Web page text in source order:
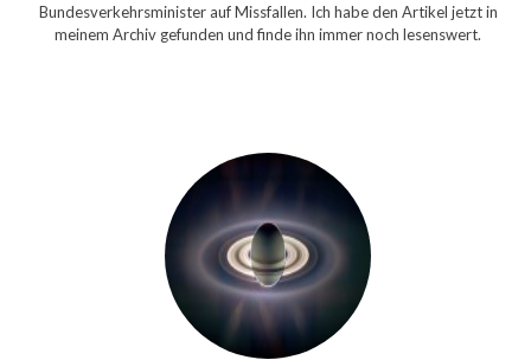
Bundesverkehrsminister auf Missfallen. Ich habe den Artikel jetzt in
meinem Archiv gefunden und finde ihn immer noch lesenswert.